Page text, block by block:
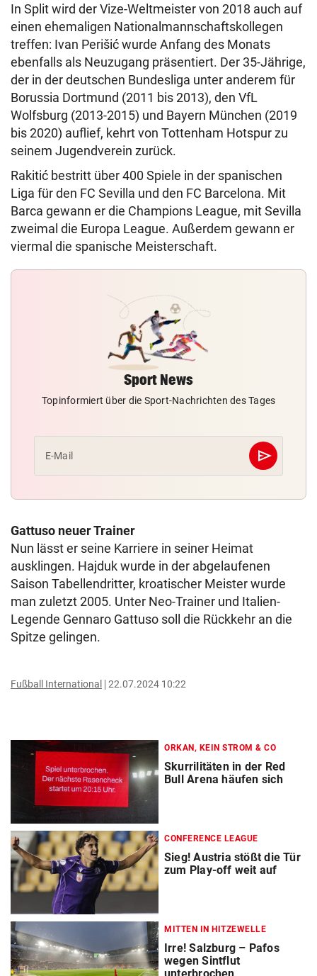
In Split wird der Vize-Weltmeister von 2018 auch auf
einen ehemaligen Nationalmannschaftskollegen
treffen: Ivan Perišić wurde Anfang des Monats
ebenfalls als Neuzugang präsentiert. Der 35-Jährige,
der in der deutschen Bundesliga unter anderem für
Borussia Dortmund (2011 bis 2013), den VfL
Wolfsburg (2013-2015) und Bayern München (2019
bis 2020) auflief, kehrt von Tottenham Hotspur zu
seinem Jugendverein zurück.
Rakitić bestritt über 400 Spiele in der spanischen
Liga für den FC Sevilla und den FC Barcelona. Mit
Barca gewann er die Champions League, mit Sevilla
zweimal die Europa League. Außerdem gewann er
viermal die spanische Meisterschaft.
Sport News
Topinformiert über die Sport-Nachrichten des Tages
E-Mail send
Abschicken
Gattuso neuer Trainer
Nun lässt er seine Karriere in seiner Heimat
ausklingen. Hajduk wurde in der abgelaufenen
Saison Tabellendritter, kroatischer Meister wurde
man zuletzt 2005. Unter Neo-Trainer und Italien-
Legende Gennaro Gattuso soll die Rückkehr an die
Spitze gelingen.
Fußball International 22.07.2024 10:22
ORKAN, KEIN STROM & CO
Skurrilitäten in der Red
Bull Arena häufen sich
CONFERENCE LEAGUE
Sieg! Austria stößt die Tür
zum Play-off weit auf
MITTEN IN HITZEWELLE
Irre! Salzburg – Pafos
wegen Sintflut